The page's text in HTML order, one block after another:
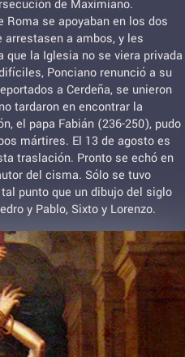
de Maximiano.
se apoyaban en los dos
arrestasen a ambos, y les
que la Iglesia no se viera privada
Ponciano renunció a su
a Cerdeña, se unieron
tardaron en encontrar la
el papa Fabián (236-250), pudo
mártires. El 13 de agosto es
traslación. Pronto se echó en
del cisma. Sólo se tuvo
punto que un dibujo del siglo
y Pablo, Sixto y Lorenzo.